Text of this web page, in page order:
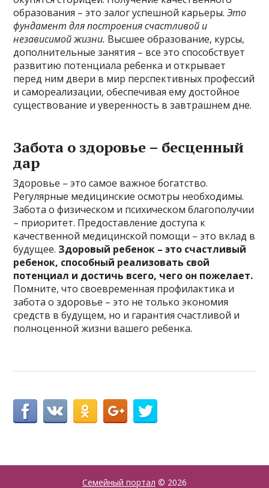
образования – это залог успешной карьеры.Это
фундамент для построения счастливой и
независимой жизни. Высшее образование, курсы,
дополнительные занятия – все это способствует
развитию потенциала ребенка и открывает
перед ним двери в мир перспективных профессий
и самореализации, обеспечивая ему достойное
существование и уверенность в завтрашнем дне.
Забота о здоровье – бесценный
дар
Здоровье – это самое важное богатство.
Регулярные медицинские осмотры необходимы.
Забота о физическом и психическом благополучии
– приоритет. Предоставление доступа к
качественной медицинской помощи – это вклад в
будущее. Здоровый ребенок – это счастливый
ребенок, способный реализовать свой
потенциал и достичь всего, чего он пожелает.
Помните, что своевременная профилактика и
забота о здоровье – это не только экономия
средств в будущем, но и гарантия счастливой и
полноценной жизни вашего ребенка.
Семейный портал © 2026